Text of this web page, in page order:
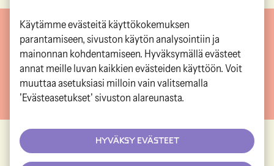
ETUSIVU ARTISTIT OHJELMA LIPUT
UUTISET INFO SYÖ & JUO NÄE & KOE
AIKATAULU
Käytämme evästeitä käyttökokemuksen
parantamiseen, sivuston käytön analysointiin ja
mainonnan kohdentamiseen. Hyväksymällä evästeet
annat meille luvan kaikkien evästeiden käyttöön. Voit
muuttaa asetuksiasi milloin vain valitsemalla
'Evästeasetukset' sivuston alareunasta.
HYVÄKSY EVÄSTEET